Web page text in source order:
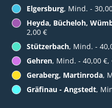
Elgersburg, Mind. -
Heyda, Bücheloh,
2,00 €
Stützerbach, Mind. -
Gehren, Mind. - 40,00
Geraberg, Martinroda,
Gräfinau - Angstedt,